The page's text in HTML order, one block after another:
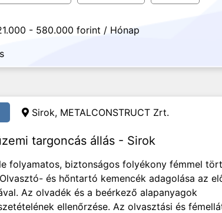
- 580.000 forint / Hónap
Sirok, METALCONSTRUCT Zrt.
targoncás állás - Sirok
folyamatos, biztonságos folyékony fémmel
és hőntartó kemencék adagolása az
Az olvadék és a beérkező alapanyagok
ellenőrzése. Az olvasztási és